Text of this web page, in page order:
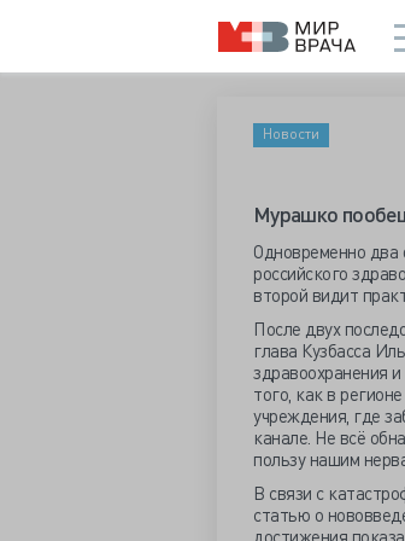
Новости
Мурашко
Одновременно два
российского
второй видит
После двух
глава Кузбасса
здравоохранения
того, как в
учреждения, где
канале. Не всё
пользу нашим
В связи с
статью о
достижения